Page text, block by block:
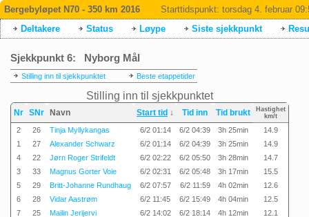
Bergebyløpet N70 - 350 km 2016 Starttidspunkt: torsdag 4. februar
Deltakere
Status Løype Siste sjekkpunkt
Sjekkpunkt 6: Nyborg Mål
Stilling inn til sjekkpunktet Beste etappetider
Stilling inn til sjekkpunktet
Nr SNr Navn Start tid ↓ Tid inn Tid brukt
Hastighet
km/t
2 26 Tinja Myllykangas 6/2 01:14 6/2 04:39 3h 25min
14.9
1
27 Alexander Schwarz 6/2 01:14 6/2 04:39 3h 25min
14.9
4
22 Jørn Roger Strifeldt 6/2 02:22 6/2 05:50 3h 28min
14.7
3
33 Magnus Gorter Voie 6/2 02:31 6/2 05:48 3h 17min
15.5
5
29 Britt-Johanne Rundhaug 6/2 07:57 6/2 11:59 4h 02min
12.6
6
28 Vidar Aastrøm 6/2 11:45 6/2 15:49 4h 04min
12.5
7
25 Mailin Jerijervi 6/2 14:02 6/2 18:14 4h 12min
12.1